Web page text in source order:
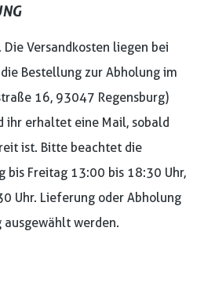
Versandkosten liegen bei
Bestellung zur Abholung im
16, 93047 Regensburg)
ihr erhaltet eine Mail, sobald
ist. Bitte beachtet die
bis Freitag 13:00 bis 18:30 Uhr,
Uhr. Lieferung oder Abholung
ausgewählt werden.